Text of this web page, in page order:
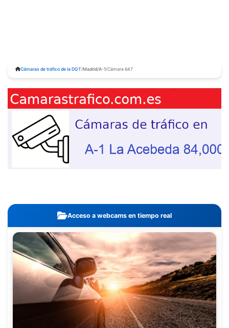
Cámaras de tráfico de la DGT/Madrid/A-1 /Cámara 647
Acceso a webcams en tiempo real